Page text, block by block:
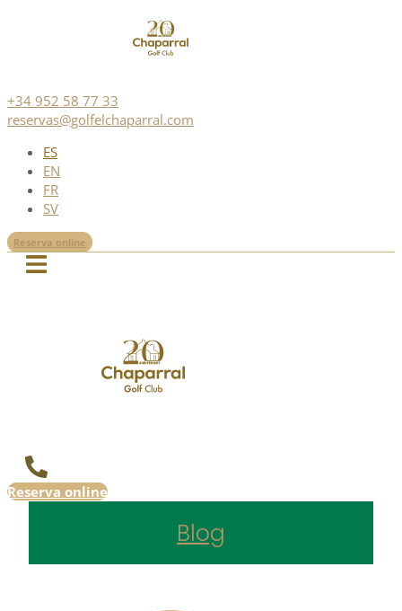
+34 952 58 77 33
reservas@golfelchaparral.com
ES
EN
FR
SV
Reserva online
Reserva online
Blog